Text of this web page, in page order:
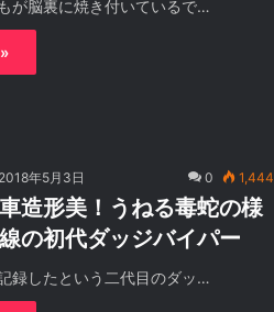
が脳裏に焼き付いているで…
2018年5月3日 0 1,444
造形美！うねる毒蛇の様
の初代ダッジバイパー
録したという二代目のダッ…